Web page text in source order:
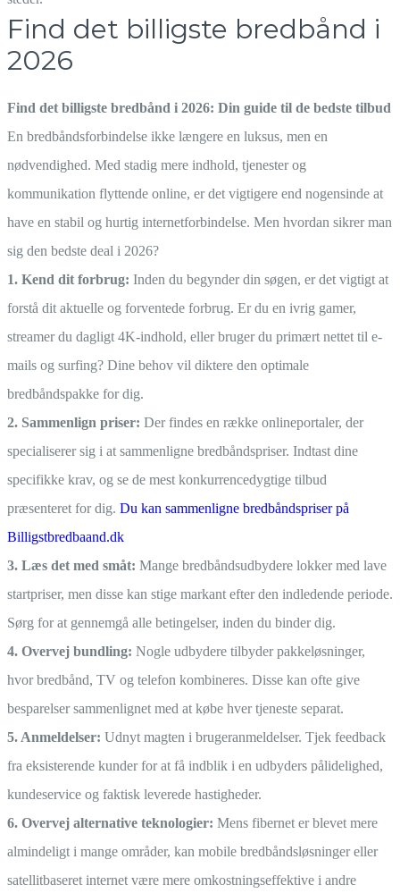
Find det billigste bredbånd i
2026
Find det billigste bredbånd i 2026: Din guide til de bedste tilbud
En bredbåndsforbindelse ikke længere en luksus, men en
nødvendighed. Med stadig mere indhold, tjenester og
kommunikation flyttende online, er det vigtigere end nogensinde at
have en stabil og hurtig internetforbindelse. Men hvordan sikrer man
sig den bedste deal i 2026?
1. Kend dit forbrug: Inden du begynder din søgen, er det vigtigt at
forstå dit aktuelle og forventede forbrug. Er du en ivrig gamer,
streamer du dagligt 4K-indhold, eller bruger du primært nettet til e-
mails og surfing? Dine behov vil diktere den optimale
bredbåndspakke for dig.
2. Sammenlign priser: Der findes en række onlineportaler, der
specialiserer sig i at sammenligne bredbåndspriser. Indtast dine
specifikke krav, og se de mest konkurrencedygtige tilbud
præsenteret for dig. Du kan sammenligne bredbåndspriser på
Billigstbredbaand.dk
3. Læs det med småt: Mange bredbåndsudbydere lokker med lave
startpriser, men disse kan stige markant efter den indledende periode.
Sørg for at gennemgå alle betingelser, inden du binder dig.
4. Overvej bundling: Nogle udbydere tilbyder pakkeløsninger,
hvor bredbånd, TV og telefon kombineres. Disse kan ofte give
besparelser sammenlignet med at købe hver tjeneste separat.
5. Anmeldelser: Udnyt magten i brugeranmeldelser. Tjek feedback
fra eksisterende kunder for at få indblik i en udbyders pålidelighed,
kundeservice og faktisk leverede hastigheder.
6. Overvej alternative teknologier: Mens fibernet er blevet mere
almindeligt i mange områder, kan mobile bredbåndsløsninger eller
satellitbaseret internet være mere omkostningseffektive i andre